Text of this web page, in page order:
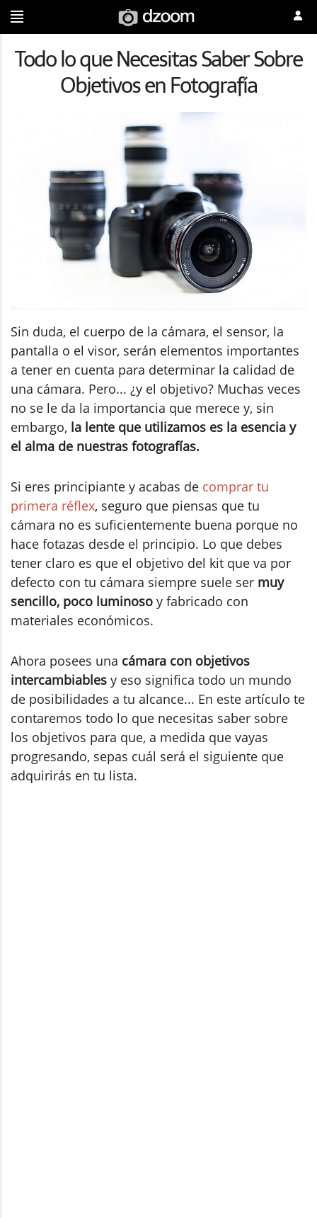
Todo lo que Necesitas Saber Sobre
Objetivos en Fotografía
Sin duda, el cuerpo de la cámara, el sensor, la
pantalla o el visor, serán elementos importantes
a tener en cuenta para determinar la calidad de
una cámara. Pero... ¿y el objetivo? Muchas veces
no se le da la importancia que merece y, sin
embargo, la lente que utilizamos es la esencia y
el alma de nuestras fotografías.
Si eres principiante y acabas de comprar tu
primera réflex, seguro que piensas que tu
cámara no es suficientemente buena porque no
hace fotazas desde el principio. Lo que debes
tener claro es que el objetivo del kit que va por
defecto con tu cámara siempre suele ser muy
sencillo, poco luminoso y fabricado con
materiales económicos.
Ahora posees una cámara con objetivos
intercambiables y eso significa todo un mundo
de posibilidades a tu alcance... En este artículo te
contaremos todo lo que necesitas saber sobre
los objetivos para que, a medida que vayas
progresando, sepas cuál será el siguiente que
adquirirás en tu lista.